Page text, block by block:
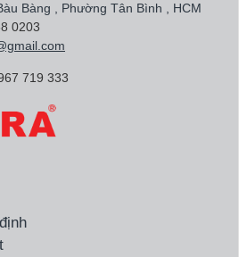
Bàng , Phường Tân Bình , HCM
0203
719 333